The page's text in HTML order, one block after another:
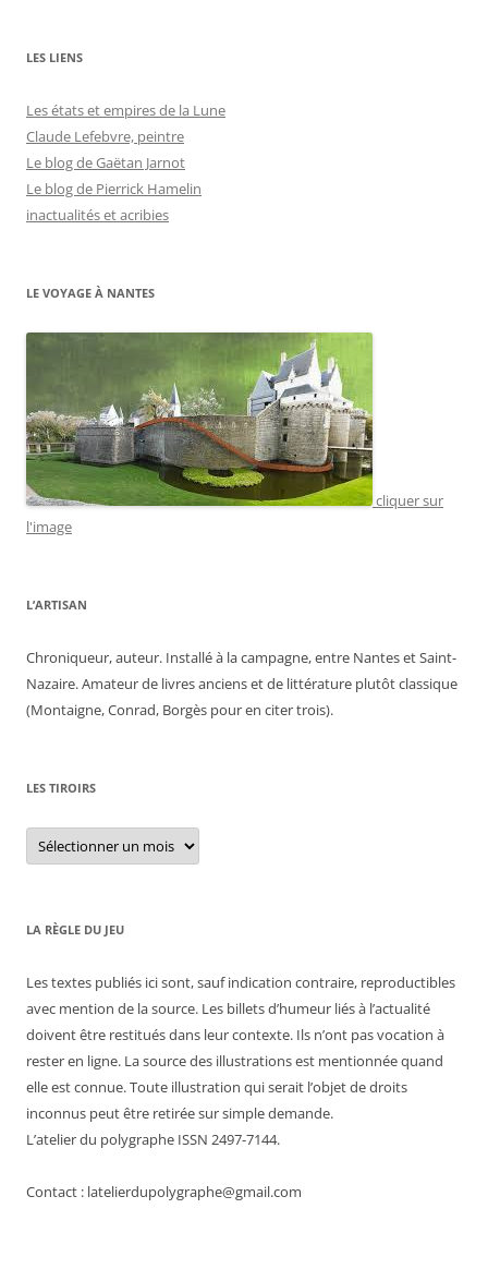
LES LIENS
Les états et empires de la Lune
Claude Lefebvre, peintre
Le blog de Gaëtan Jarnot
Le blog de Pierrick Hamelin
inactualités et acribies
LE VOYAGE À NANTES
cliquer sur
l'image
L’ARTISAN
Chroniqueur, auteur. Installé à la campagne, entre Nantes et Saint-
Nazaire. Amateur de livres anciens et de littérature plutôt classique
(Montaigne, Conrad, Borgès pour en citer trois).
LES TIROIRS
Les
tiroirs
LA RÈGLE DU JEU
Les textes publiés ici sont, sauf indication contraire, reproductibles
avec mention de la source. Les billets d’humeur liés à l’actualité
doivent être restitués dans leur contexte. Ils n’ont pas vocation à
rester en ligne. La source des illustrations est mentionnée quand
elle est connue. Toute illustration qui serait l’objet de droits
inconnus peut être retirée sur simple demande.
L’atelier du polygraphe ISSN 2497-7144.
Contact : latelierdupolygraphe@gmail.com